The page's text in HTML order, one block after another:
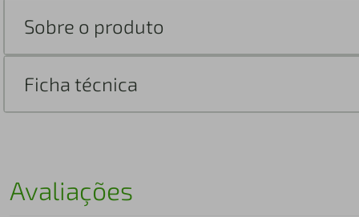
Sobre o produto
Ficha técnica
Avaliações